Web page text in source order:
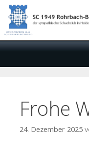
Frohe
24. Dezember 2025